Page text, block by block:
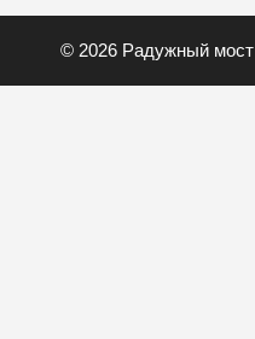
© 2026 Радужный мост